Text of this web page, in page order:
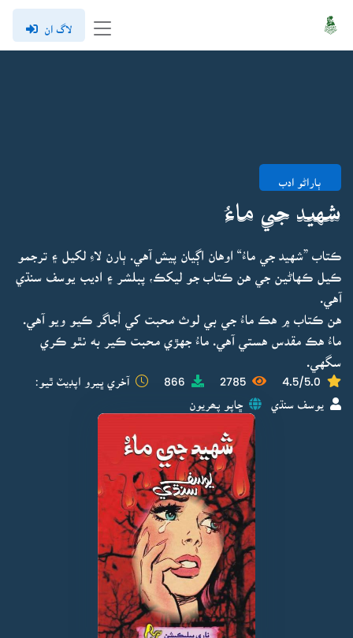
لاگ ان
ٻاراڻو ادب
شهيد جي ماءُ
ڪتاب ”شهيد جي ماءُ“ اوهان اڳيان پيش آهي. ٻارن لاءِ لکيل ۽ ترجمو
ڪيل ڪهاڻين جي هن ڪتاب جو ليکڪ، پبلشر ۽ اديب يوسف سنڌي
آهي.
هن ڪتاب ۾ هڪ ماءُ جي بي لوث محبت کي اُجاگر ڪيو ويو آهي.
ماءُ هڪ مقدس هستي آهي. ماءُ جهڙي محبت ڪير به نٿو ڪري
سگهي.
4.5/5.0
2785
866 آخري ڀيرو اپڊيٽ ٿيو:
يوسف سنڌي ڇاپو پھريون